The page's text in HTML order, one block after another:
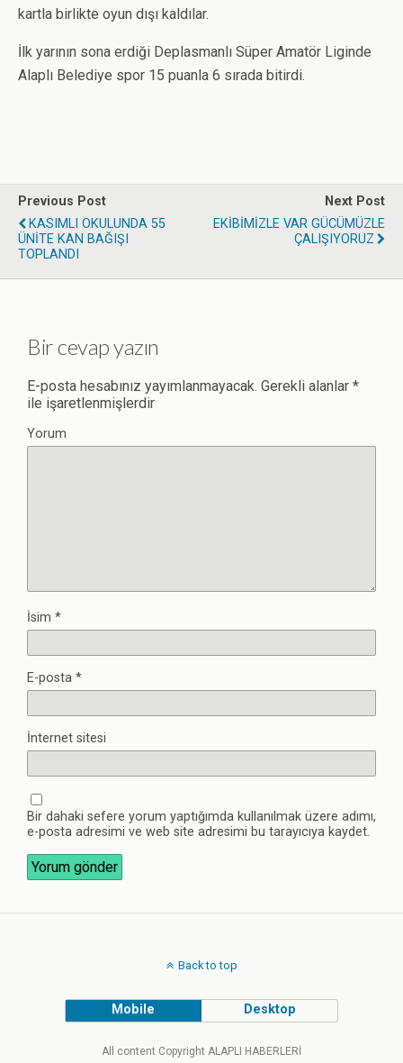
kartla birlikte oyun dışı kaldılar.
İlk yarının sona erdiği Deplasmanlı Süper Amatör Liginde
Alaplı Belediye spor 15 puanla 6 sırada bitirdi.
Previous Post
KASIMLI OKULUNDA 55
ÜNİTE KAN BAĞIŞI
TOPLANDI
Next Post
EKİBİMİZLE VAR GÜCÜMÜZLE
ÇALIŞIYORUZ
Bir cevap yazın
E-posta hesabınız yayımlanmayacak. Gerekli alanlar *
ile işaretlenmişlerdir
Yorum
İsim *
E-posta *
İnternet sitesi
Bir dahaki sefere yorum yaptığımda kullanılmak üzere adımı,
e-posta adresimi ve web site adresimi bu tarayıcıya kaydet.
Back to top
Mobile Desktop
All content Copyright ALAPLI HABERLERİ